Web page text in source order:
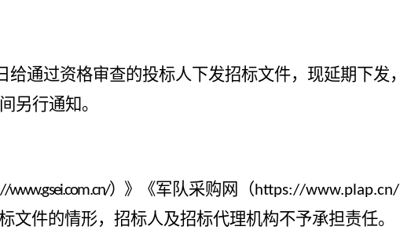
给通过资格审查的投标人下发招标文件，现延期下发，
另行通知。
www.gsei.com.cn/）》 《军队采购网（ https://www.plap.cn/
文件的情形，招标人及招标代理机构不予承担责任。